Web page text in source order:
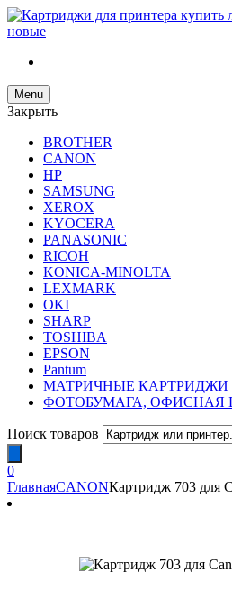
Menu
Закрыть
BROTHER
CANON
HP
SAMSUNG
XEROX
KYOCERA
PANASONIC
RICOH
KONICA-MINOLTA
LEXMARK
OKI
SHARP
TOSHIBA
EPSON
Pantum
МАТРИЧНЫЕ КАРТРИДЖИ
ФОТОБУМАГА, ОФИСНАЯ
Поиск товаров
0
ГлавнаяCANONКартридж 703 для